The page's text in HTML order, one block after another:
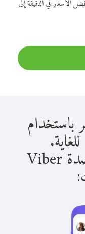
الأسعار في الدقيقة إلى
باستخدام
بمجرد حصولك على أرصدة Viber